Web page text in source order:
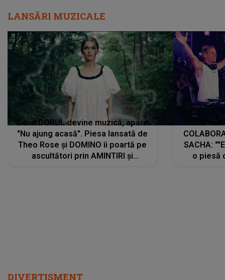
LANSĂRI MUZICALE
Când DORUL devine muzică, apare
"Nu ajung acasă". Piesa lansată de
Theo Rose și DOMINO îi poartă pe
ascultători prin AMINTIRI și
SACHA:
o piesă
DIVERTISMENT